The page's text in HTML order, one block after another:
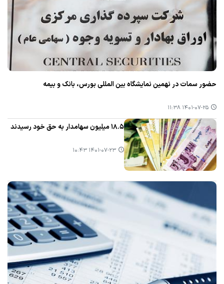
حضور سمات در نهمین نمایشگاه بین المللی بورس، بانك و بیمه
۱۴۰۱-۰۷-۲۵ ۱۱:۳۸
۱۸.۵ میلیون سهامدار به حق خود رسیدند
۱۴۰۱-۰۷-۲۳ ۱۰:۴۳